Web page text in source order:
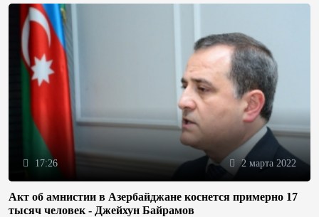
17:26 2 марта 2022
Акт об амнистии в Азербайджане коснется примерно 17
тысяч человек - Джейхун Байрамов